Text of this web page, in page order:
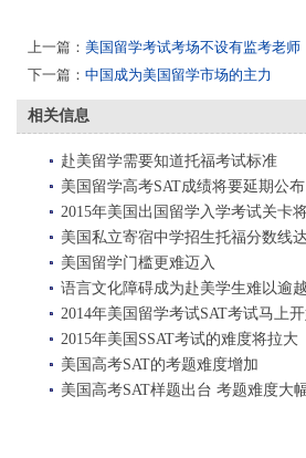
上一篇： 美国留学考试考场不设有监考老师
下一篇： 中国成为美国留学市场的主力
相关信息
赴美留学需要知道托福考试标准
美国留学高考SAT成绩将要延期公布
2015年美国出国留学入学考试关卡
美国私立寄宿中学招生托福分数线
美国留学门槛更难迈入
语言文化障碍成为赴美学生难以逾
2014年美国留学考试SAT考试马上
2015年美国SSAT考试的难度将拉大
美国高考SAT的考题难度增加
美国高考SAT样题出台 考题难度大